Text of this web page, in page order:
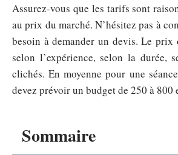
Sommaire
Assurez-vous que les tarifs sont
au prix du marché. N’hésitez pas à
besoin à demander un devis. Le prix
selon l’expérience, selon la durée,
clichés. En moyenne pour une
devez prévoir un budget de 250 à 800